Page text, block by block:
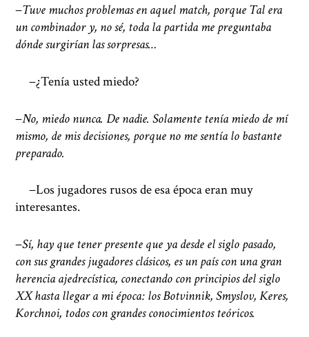
−Tuve muchos problemas en aquel match, porque Tal era
un combinador y, no sé, toda la partida me preguntaba
dónde surgirían las sorpresas…
−¿Tenía usted miedo?
−No, miedo nunca. De nadie. Solamente tenía miedo de mí
mismo, de mis decisiones, porque no me sentía lo bastante
preparado.
−Los jugadores rusos de esa época eran muy
interesantes.
−Sí, hay que tener presente que ya desde el siglo pasado,
con sus grandes jugadores clásicos, es un país con una gran
herencia ajedrecística, conectando con principios del siglo
XX hasta llegar a mi época: los Botvinnik, Smyslov, Keres,
Korchnoi, todos con grandes conocimientos teóricos.